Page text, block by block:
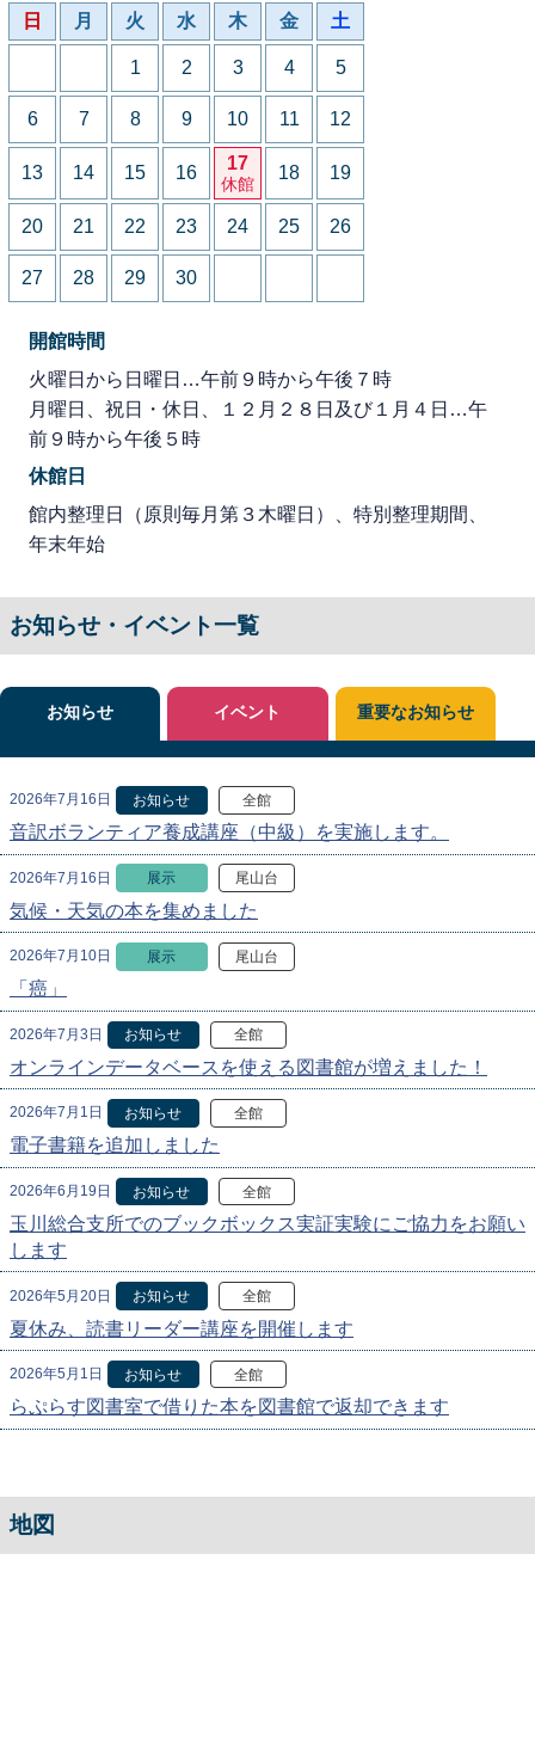
日 月 火 水 木 金 土
1 2 3 4 5
6 7 8 9 10 11 12
13 14 15 16 17
休館
18 19
20 21 22 23 24 25 26
27 28 29 30
開館時間
火曜日から日曜日…午前９時から午後７時
月曜日、祝日・休日、１２月２８日及び１月４日…午
前９時から午後５時
休館日
館内整理日（原則毎月第３木曜日）、特別整理期間、
年末年始
お知らせ・イベント一覧
お知らせ
2026年7月16日 お知らせ 全館
音訳ボランティア養成講座（中級）を実施します。
2026年7月16日 展示 尾山台
気候・天気の本を集めました
2026年7月10日 展示 尾山台
「癌」
2026年7月3日 お知らせ 全館
オンラインデータベースを使える図書館が増えました！
2026年7月1日 お知らせ 全館
電子書籍を追加しました
2026年6月19日 お知らせ 全館
玉川総合支所でのブックボックス実証実験にご協力をお願い
します
2026年5月20日 お知らせ 全館
夏休み、読書リーダー講座を開催します
2026年5月1日 お知らせ 全館
らぷらす図書室で借りた本を図書館で返却できます
イベント 重要なお知らせ
地図